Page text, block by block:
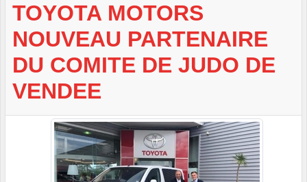
TOYOTA MOTORS
NOUVEAU PARTENAIRE
DU COMITE DE JUDO DE
VENDEE